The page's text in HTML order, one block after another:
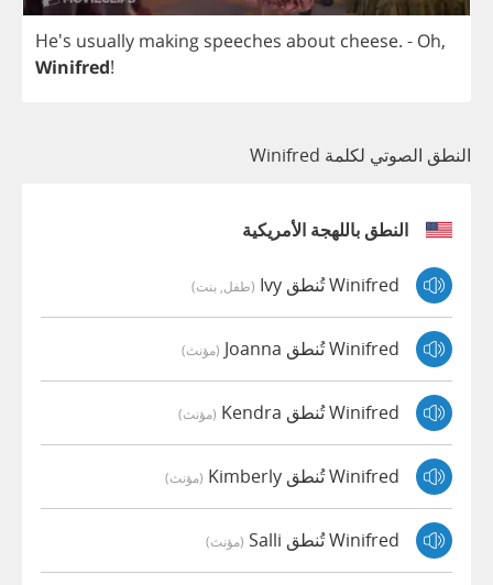
He's usually making speeches about cheese. - Oh,
Winifred!
النطق الصوتي لكلمة Winifred
النطق باللهجة الأمريكية
Winifred تُنطق Ivy (طفل, بنت)
Winifred تُنطق Joanna (مؤنث)
Winifred تُنطق Kendra (مؤنث)
Winifred تُنطق Kimberly (مؤنث)
Winifred تُنطق Salli (مؤنث)